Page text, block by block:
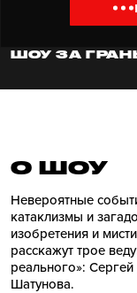
ШОУ ЗА
О ШОУ
Невероятные
катаклизмы и
изобретения и
расскажут трое
реального»:
Шатунова.